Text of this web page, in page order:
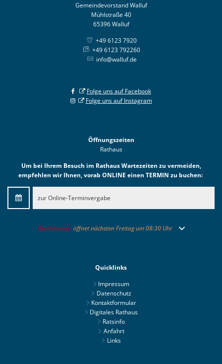
Gemeindevorstand Walluf
Mühlstraße 40
65396 Walluf
+49 6123 7920
+49 6123 792260
info@walluf.de
Folge uns auf Facebook
Folge uns auf Instagram
Öffnungszeiten
Rathaus
Um bei Ihrem Besuch im Rathaus Wartezeiten zu vermeiden,
empfehlen wir Ihnen, vorab ONLINE einen TERMIN zu buchen:
zur Online-Terminvergabe
Klicken, um weitere Öffnungs- oder Schließzeiten auszublenden
Geschlossen: öffnet nächsten Freitag um 08:30 Uhr
Quicklinks
Impressum
Datenschutz
Kontaktformular
Digitales Rathaus
Ratsinfo
Anfahrt
Links